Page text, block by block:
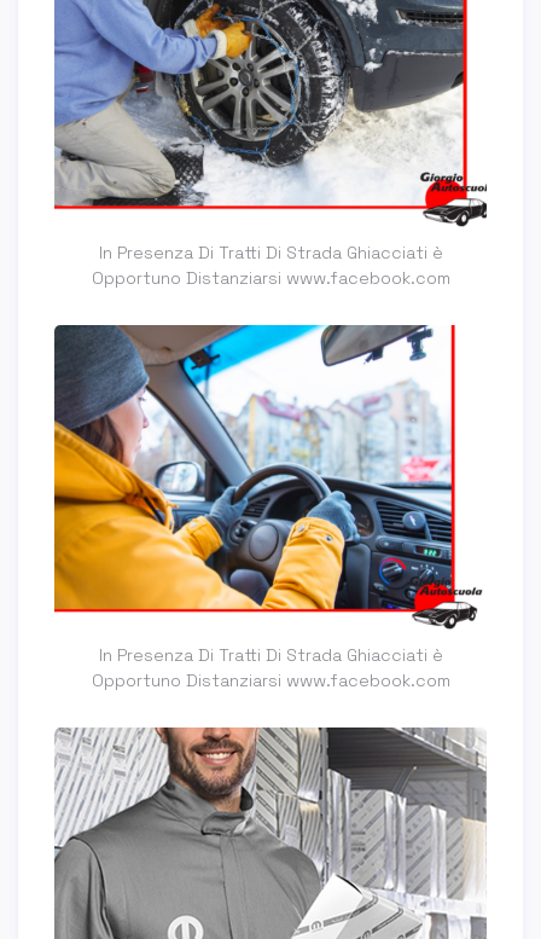
In Presenza Di Tratti Di Strada Ghiacciati è
Opportuno Distanziarsi www.facebook.com
In Presenza Di Tratti Di Strada Ghiacciati è
Opportuno Distanziarsi www.facebook.com